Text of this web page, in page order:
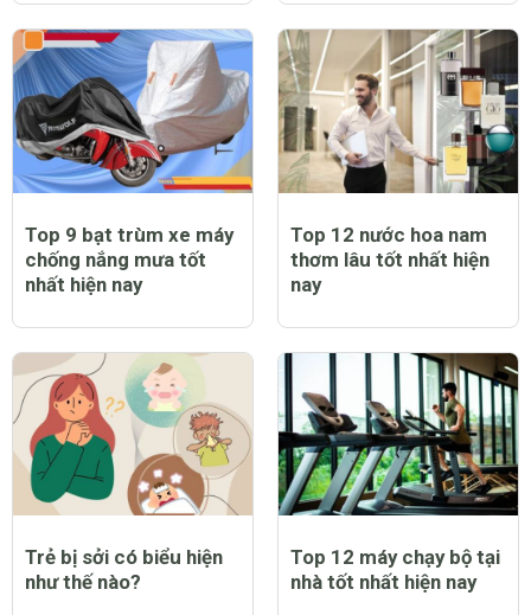
Top 9 bạt trùm xe máy
chống nắng mưa tốt
nhất hiện nay
Top 12 nước hoa nam
thơm lâu tốt nhất hiện
nay
Trẻ bị sởi có biểu hiện
như thế nào?
Top 12 máy chạy bộ tại
nhà tốt nhất hiện nay